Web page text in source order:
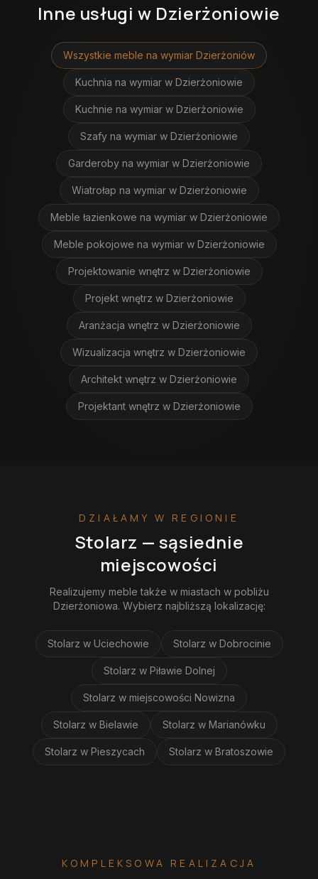
Inne usługiw Dzierżoniowie
Wszystkie meble na wymiar Dzierżoniów
Kuchnia na wymiar w Dzierżoniowie
Kuchnie na wymiar w Dzierżoniowie
Szafy na wymiar w Dzierżoniowie
Garderoby na wymiar w Dzierżoniowie
Wiatrołap na wymiar w Dzierżoniowie
Meble łazienkowe na wymiar w Dzierżoniowie
Meble pokojowe na wymiar w Dzierżoniowie
Projektowanie wnętrz w Dzierżoniowie
Projekt wnętrz w Dzierżoniowie
Aranżacja wnętrz w Dzierżoniowie
Wizualizacja wnętrz w Dzierżoniowie
Architekt wnętrz w Dzierżoniowie
Projektant wnętrz w Dzierżoniowie
DZIAŁAMY W REGIONIE
Stolarz — sąsiednie
miejscowości
Realizujemy meble także w miastach w pobliżu
Dzierżoniowa. Wybierz najbliższą lokalizację:
Stolarz w Uciechowie Stolarz w Dobrocinie
Stolarz w Piławie Dolnej
Stolarz w miejscowości Nowizna
Stolarz w Bielawie Stolarz w Marianówku
Stolarz w Pieszycach Stolarz w Bratoszowie
KOMPLEKSOWA REALIZACJA